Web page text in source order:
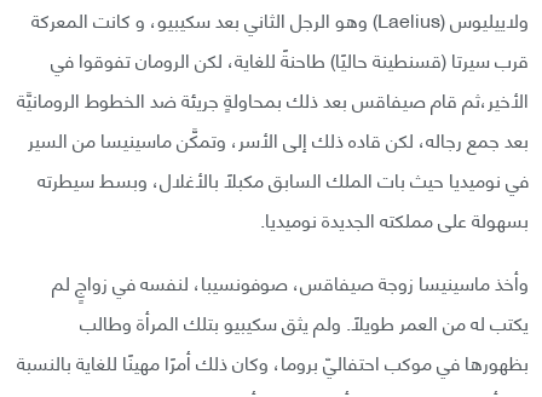
ولاييليوس (Laelius) وهو الرجل الثاني بعد سكيبيو، و كانت المعركة
قرب سيرتا (قسنطينة حاليًا) طاحنةً للغاية، لكن الرومان تفوقوا في
الأخير،ثم قام صيفاقس بعد ذلك بمحاولةٍ جريئة ضد الخطوط الرومانيَّة
بعد جمع رجاله، لكن قاده ذلك إلى الأسر، وتمكَّن ماسينيسا من السير
في نوميديا حيث بات الملك السابق مكبلًا بالأغلال، وبسط سيطرته
بسهولة على مملكته الجديدة نوميديا.
وأخذ ماسينيسا زوجة صيفاقس، صوفونسيبا، لنفسه في زواجٍ لم
يكتب له من العمر طويلًا. ولم يثق سكيبيو بتلك المرأة وطالب
بظهورها في موكب احتفاليّ بروما، وكان ذلك أمرًا مهينًا للغاية بالنسبة